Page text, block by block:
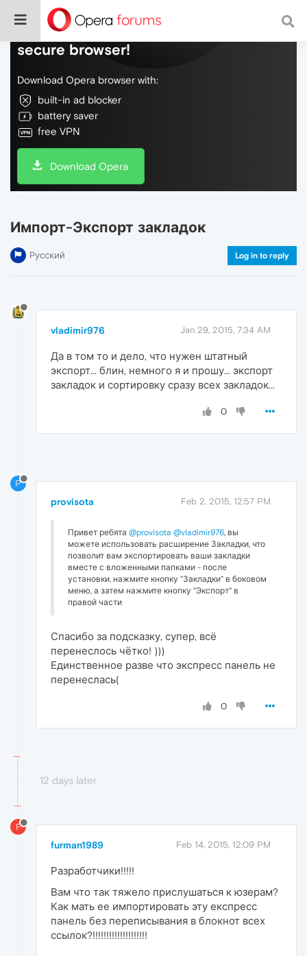
Do more on the web, with a fast and
secure browser!
Download Opera browser with:
built-in ad blocker
battery saver
free VPN
Download Opera
Импорт-Экспорт закладок
Русский Log in to reply
vladimir976 Jan 29, 2015, 7:34 AM
Да в том то и дело, что нужен штатный
экспорт... блин, немного я и прошу... экспорт
закладок и сортировку сразу всех закладок...
0
P
provisota Feb 2, 2015, 12:57 PM
Привет ребята @provisota @vladimir976 , вы
можете использовать расширение Закладки, что
позволит вам экспортировать ваши закладки
вместе с вложенными папками - после
установки, нажмите кнопку "Закладки" в боковом
меню, а затем нажмите кнопку "Экспорт" в
правой части
Спасибо за подсказку, супер, всё
перенеслось чётко! )))
Единственное разве что экспресс панель не
перенеслась(
0
12 days later
F
furman1989 Feb 14, 2015, 12:09 PM
Разработчики!!!!!
Вам что так тяжело прислушаться к юзерам?
Как мать ее импортировать эту експресс
панель без переписывания в блокнот всех
ссылок?!!!!!!!!!!!!!!!!!!!!